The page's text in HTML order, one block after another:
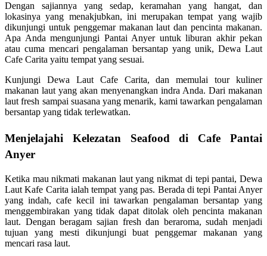
Dengan sajiannya yang sedap, keramahan yang hangat, dan
lokasinya yang menakjubkan, ini merupakan tempat yang wajib
dikunjungi untuk penggemar makanan laut dan pencinta makanan.
Apa Anda mengunjungi Pantai Anyer untuk liburan akhir pekan
atau cuma mencari pengalaman bersantap yang unik, Dewa Laut
Cafe Carita yaitu tempat yang sesuai.
Kunjungi Dewa Laut Cafe Carita, dan memulai tour kuliner
makanan laut yang akan menyenangkan indra Anda. Dari makanan
laut fresh sampai suasana yang menarik, kami tawarkan pengalaman
bersantap yang tidak terlewatkan.
Menjelajahi Kelezatan Seafood di Cafe Pantai
Anyer
Ketika mau nikmati makanan laut yang nikmat di tepi pantai, Dewa
Laut Kafe Carita ialah tempat yang pas. Berada di tepi Pantai Anyer
yang indah, cafe kecil ini tawarkan pengalaman bersantap yang
menggembirakan yang tidak dapat ditolak oleh pencinta makanan
laut. Dengan beragam sajian fresh dan beraroma, sudah menjadi
tujuan yang mesti dikunjungi buat penggemar makanan yang
mencari rasa laut.